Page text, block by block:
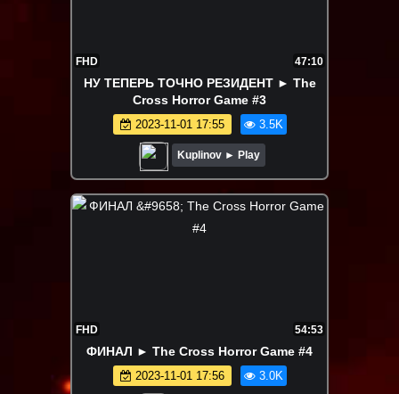
FHD 47:10
НУ ТЕПЕРЬ ТОЧНО РЕЗИДЕНТ ► The
Cross Horror Game #3
2023-11-01 17:55 3.5K
Kuplinov ► Play
FHD 54:53
ФИНАЛ ► The Cross Horror Game #4
2023-11-01 17:56 3.0K